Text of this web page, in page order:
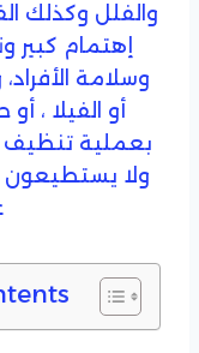
والفلل وكذلك
إهتمام
وسلامة
أو الفيلا ،
بعملية تنظيف
ولا يستطيعون